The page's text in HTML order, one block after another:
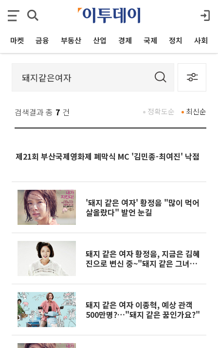
마켓 금융 부동산 산업 경제 국제 정치 사회
검색결과 총 7 건 최신순
정확도순
제21회 부산국제영화제 폐막식 MC '김민종-최여진' 낙점
'돼지 같은 여자' 황정음 "많이 먹어
살올랐다" 발언 눈길
돼지 같은 여자 황정음, 지금은 김혜
진으로 변신 중~"돼지 같은 그녀는
돼지 같은 여자 이종혁, 예상 관객
500만명?…"돼지 같은 꿈인가요?"